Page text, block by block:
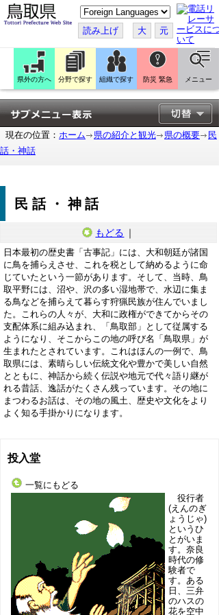
こ
の
ペ
ー
ジ
翻
訳
す
る
読み上げ 大 元
県外の方へ 分野で探す 組織で探す 防災 緊急 メニュー
現在の位置： ホーム 県の紹介と観光 県の概要
民
話・神話
民話・神話
もどる ｜
日本最初の歴史書「古事記」には、大和朝廷が諸国
に鳥を捕らえさせ、これを税として納めるように命
じていたという一節があります。そして、当時、鳥
取平野には、沼や、沢の多い湿地帯で、水辺に集ま
る鳥などを捕らえて暮らす狩猟民族が住んでいまし
た。これらの人々が、大和に政権ができてからその
支配体系に組み込まれ、「鳥取部」として従属する
ようになり、そこからこの地の呼び名「鳥取県」が
生まれたとされています。これはほんの一例で、鳥
取県には、素晴らしい伝統文化や豊かで美しい自然
とともに、神話から続く伝説や地元で代々語り継が
れる昔話、逸話がたくさん残っています。その地に
まつわるお話は、その地の風土、歴史や文化をより
よく知る手掛かりになります。
投入堂
一覧にもどる
役行者
(えんのぎ
ょうじゃ)
というひ
とがいま
す。奈良
時代の修
験者で
す。ある
日、三弁
のハスの
花を空中